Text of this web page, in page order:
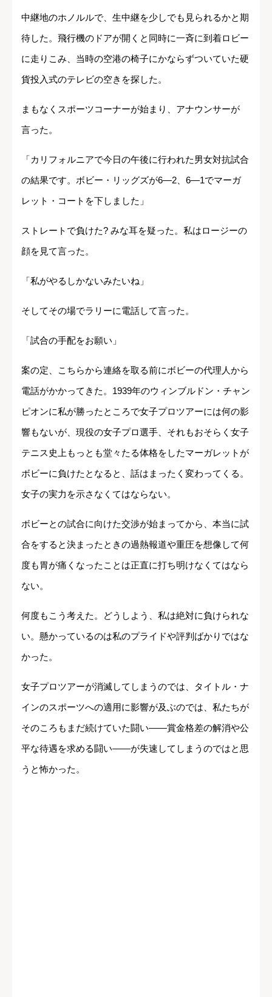
中継地のホノルルで、生中継を少しでも見られるかと期
待した。飛行機のドアが開くと同時に一斉に到着ロビー
に走りこみ、当時の空港の椅子にかならずついていた硬
貨投入式のテレビの空きを探した。
まもなくスポーツコーナーが始まり、アナウンサーが
言った。
「カリフォルニアで今日の午後に行われた男女対抗試合
の結果です。ボビー・リッグズが6―2、6―1でマーガ
レット・コートを下しました」
ストレートで負けた? みな耳を疑った。私はロージーの
顔を見て言った。
「私がやるしかないみたいね」
そしてその場でラリーに電話して言った。
「試合の手配をお願い」
案の定、こちらから連絡を取る前にボビーの代理人から
電話がかかってきた。1939年のウィンブルドン・チャン
ピオンに私が勝ったところで女子プロツアーには何の影
響もないが、現役の女子プロ選手、それもおそらく女子
テニス史上もっとも堂々たる体格をしたマーガレットが
ボビーに負けたとなると、話はまったく変わってくる。
女子の実力を示さなくてはならない。
ボビーとの試合に向けた交渉が始まってから、本当に試
合をすると決まったときの過熱報道や重圧を想像して何
度も胃が痛くなったことは正直に打ち明けなくてはなら
ない。
何度もこう考えた。どうしよう、私は絶対に負けられな
い。懸かっているのは私のプライドや評判ばかりではな
かった。
女子プロツアーが消滅してしまうのでは、タイトル・ナ
インのスポーツへの適用に影響が及ぶのでは、私たちが
そのころもまだ続けていた闘い――賞金格差の解消や公
平な待遇を求める闘い――が失速してしまうのではと思
うと怖かった。